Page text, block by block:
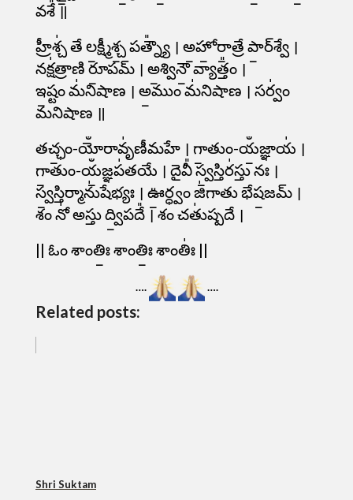
వశే᳚ ॥
హ్రీశ్చ॑ తే ల॒క్ష్మీశ్చ॒ పత్న్యౌ᳚ । అ॒హో॒రా॒త్రే పా॒ర్​శ్వే ।
నక్ష॑త్రాణి రూ॒పమ్ । అ॒శ్వినౌ॒ వ్యాత్తం᳚ ।
ఇ॒ష్టం మ॑నిషాణ । అ॒ముం మ॑నిషాణ । సర్వం॑
మనిషాణ ॥
తచ్ఛం॒-యోఀరావృ॑ణీమహే । గా॒తుం-యఀ॒జ్ఞాయ॑ ।
గా॒తుం-యఀ॒జ్ఞప॑తయే । దైవీ᳚ స్వ॒స్తిర॑స్తు నః ।
స్వ॒స్తిర్మాను॑షేభ్యః । ఊ॒ర్ధ్వం జి॑గాతు భేష॒జమ్ ।
శం నో॑ అస్తు ద్వి॒పదే᳚ । శం చతు॑ష్పదే ।
|| ఓం శాంతిః॒ శాంతిః॒ శాంతిః॑ ||
…. ….
Related posts:
Shri Suktam